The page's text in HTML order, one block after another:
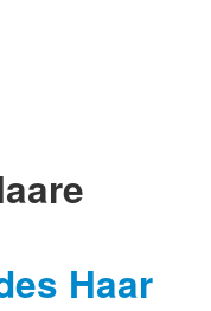
Haar